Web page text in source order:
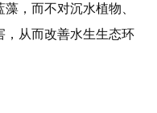
，而不对沉水植物、
，从而改善水生生态环